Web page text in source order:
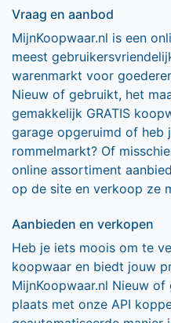
Vraag en aanbod
MijnKoopwaar.nl is een
meest
warenmarkt voor
Nieuw of gebruikt, het
gemakkelijk GRATIS
garage opgeruimd of heb
rommelmarkt? Of
online assortiment
op de site en verkoop ze
Aanbieden en verkopen
Heb je iets moois om te
koopwaar en biedt jouw
MijnKoopwaar.nl Nieuw
plaats met onze API